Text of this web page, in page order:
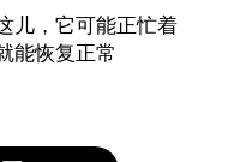
儿，它可能正忙着
能恢复正常